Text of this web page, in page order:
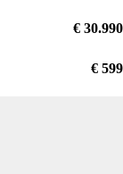
€ 30.990
€ 599